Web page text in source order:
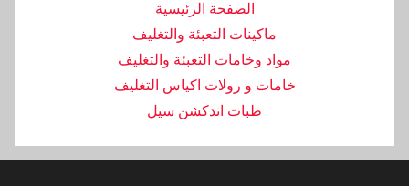
الصفحة الرئيسية
ماكينات التعبئة والتغليف
مواد وخامات التعبئة والتغليف
خامات و رولات اكياس التغليف
طبات اندكشن سيل